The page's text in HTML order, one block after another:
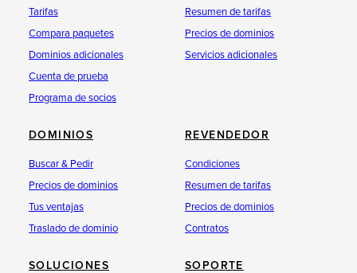
Tarifas
Compara paquetes
Dominios adicionales
Cuenta de prueba
Programa de socios
Resumen de tarifas
Precios de dominios
Servicios adicionales
DOMINIOS
Buscar & Pedir
Precios de dominios
Tus ventajas
Traslado de dominio
REVENDEDOR
Condiciones
Resumen de tarifas
Precios de dominios
Contratos
SOLUCIONES SOPORTE